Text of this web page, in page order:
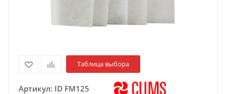
Таблица выбора
Артикул: ID FM125